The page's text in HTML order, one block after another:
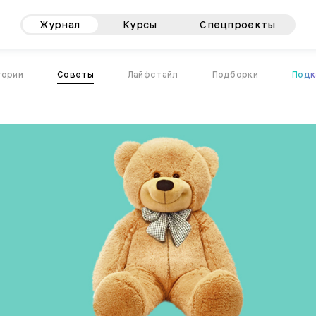
Журнал Курсы Спецпроекты
Советы Лайфстайл Подборки